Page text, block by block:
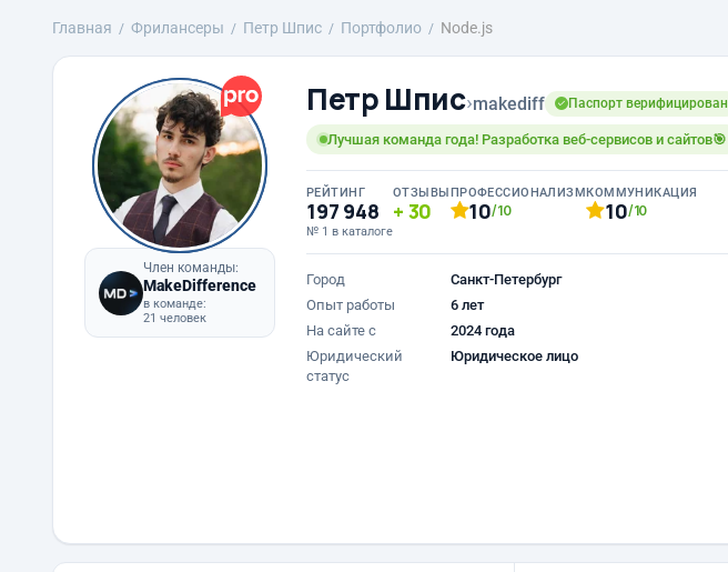
Главная Фрилансеры Петр Шпис Портфолио Node.js
Член команды:
MakeDifference
в команде:
21 человек
Петр Шпис›makediff Паспорт верифицирован
Лучшая команда года! Разработка веб-сервисов и сайтов🎯
РЕЙТИНГ
197 948
№ 1 в каталоге
ОТЗЫВЫ
30
ПРОФЕССИОНАЛИЗМ
10/10
КОММУНИКАЦИЯ
10/10
Город
Санкт-Петербург
Опыт работы
6 лет
На сайте с
2024 года
Юридический
статус
Юридическое лицо